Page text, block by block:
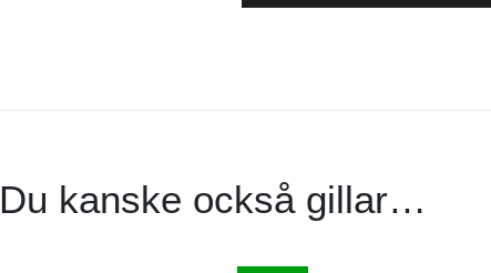
Du kanske också gillar…